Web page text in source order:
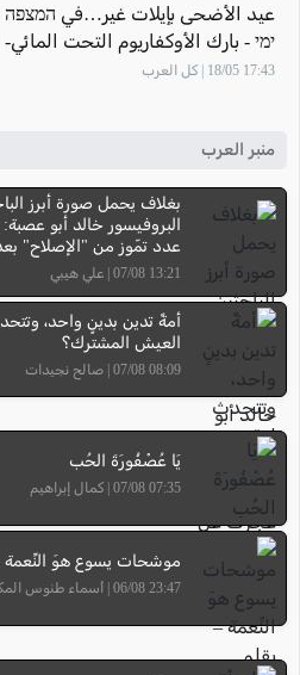
عيد الأضحى بإيلات
ימי - بارك الأوكفاريوم التحت المائي- ايلات
17:43 18/05 | كل العرب
منبر العرب
بغلاف يحمل صورة أبرز
البروفيسور خالد أبو عصبة:
عدد تمّوز من "الإصلاح" بعد 55 عامًا من الثّقافة
13:21 07/08 | علي هيبي
أمةٌ تدين بدينٍ واحد،
العيش المشترك؟
08:09 07/08 | صالح نجيدات
يَا عُصْفُورَةَ الحُب
07:35 07/08 | كمال إبراهيم
موشحات يسوع هوَ النِّعمة
23:47 06/08 | أسماء طنوس المكر